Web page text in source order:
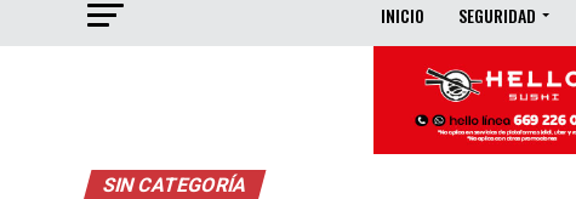
INICIO SEGURIDAD
SIN CATEGORÍA